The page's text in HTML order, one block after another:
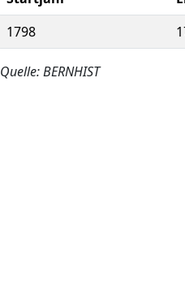
1798
Quelle: BERNHIST